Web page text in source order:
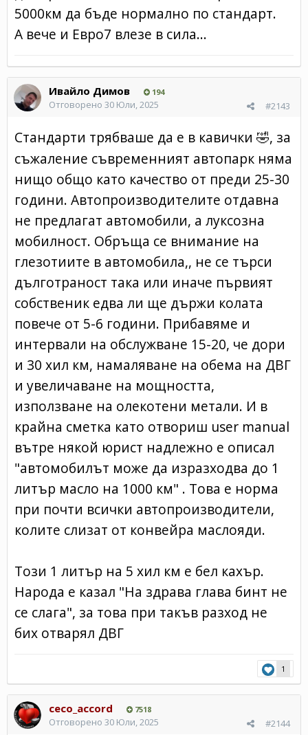
5000км да бъде нормално по стандарт.
А вече и Евро7 влезе в сила...
Ивайло Димов 194
#2143
Отговорено 30 Юли, 2025
Стандарти трябваше да е в кавички 🤣, за
съжаление съвременният автопарк няма
нищо общо като качество от преди 25-30
години. Автопроизводителите отдавна
не предлагат автомобили, а луксозна
мобилност. Обръща се внимание на
глезотиите в автомобила,, не се търси
дълготраност така или иначе първият
собственик едва ли ще държи колата
повече от 5-6 години. Прибавяме и
интервали на обслужване 15-20, че дори
и 30 хил км, намаляване на обема на ДВГ
и увеличаване на мощността,
използване на олекотени метали. И в
крайна сметка като отвориш user manual
вътре някой юрист надлежно е описал
"автомобилът може да изразходва до 1
литър масло на 1000 км" . Това е норма
при почти всички автопроизводители,
колите слизат от конвейра маслояди.
Този 1 литър на 5 хил км е бел кахър.
Народа е казал "На здрава глава бинт не
се слага", за това при такъв разход не
бих отварял ДВГ
1
ceco_accord 7518
#2144
Отговорено 30 Юли, 2025